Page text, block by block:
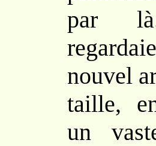
par
nouvel
taille,
un